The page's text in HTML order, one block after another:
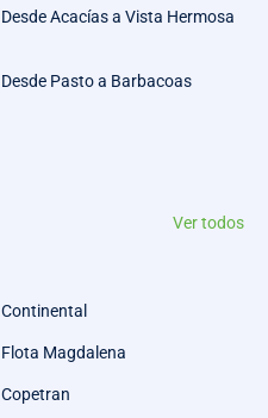
Desde Acacías a Vista Hermosa
Desde Pasto a Barbacoas
Ver todos
Continental
Flota Magdalena
Copetran